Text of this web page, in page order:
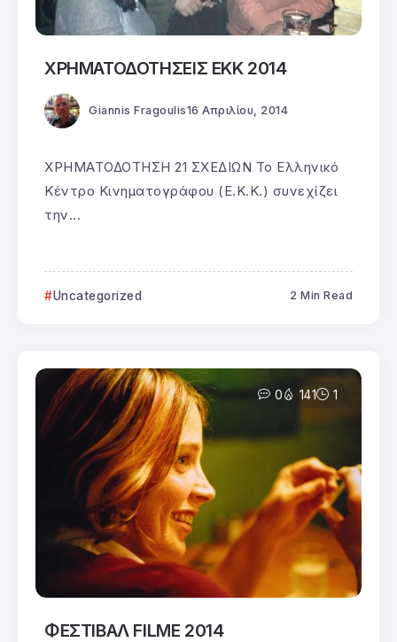
ΧΡΗΜΑΤΟΔΟΤΗΣΕΙΣ ΕΚΚ 2014
Giannis Fragoulis16 Απριλίου, 2014
ΧΡΗΜΑΤΟΔΟΤΗΣΗ 21 ΣΧΕΔΙΩΝ Το Ελληνικό
Κέντρο Κινηματογράφου (Ε.Κ.Κ.) συνεχίζει
την...
Uncategorized 2 Min Read
0 141 1
ΦΕΣΤΙΒΑΛ FILME 2014